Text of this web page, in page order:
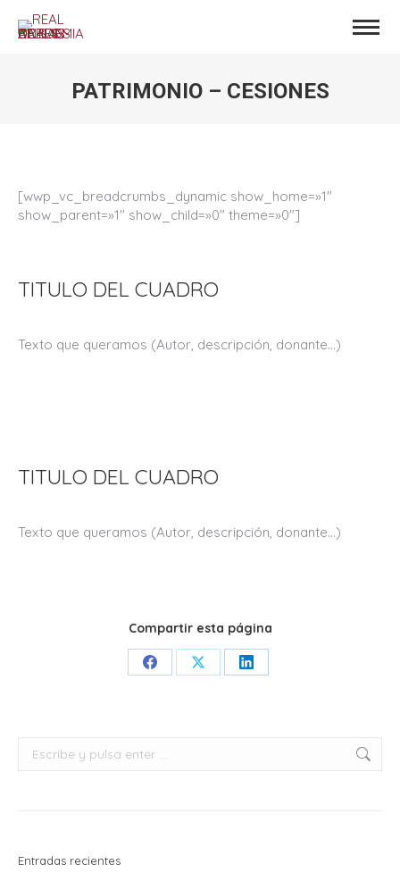
PATRIMONIO – CESIONES
[wwp_vc_breadcrumbs_dynamic show_home=»1″
show_parent=»1″ show_child=»0″ theme=»0″]
TITULO DEL CUADRO
Texto que queramos (Autor, descripción, donante…)
TITULO DEL CUADRO
Texto que queramos (Autor, descripción, donante…)
Compartir esta página
Share Share Share
Buscar:
Entradas recientes